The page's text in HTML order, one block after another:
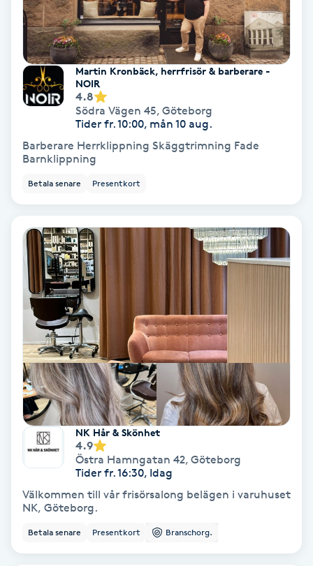
Sjukgymnastik
Skalpmassage
Skinbooster
Sklerosering
Skoinlägg
Skäggfärgning
Skäggklippning
Skäggtrimmning
Skönhet
Slingor
Sockring
Spa
Spa manikyr & pedikyr
Martin Kronbäck, herrfrisör & barberare -
NOIR
4.8
Södra Vägen 45, Göteborg
Tider fr. 10:00, mån 10 aug.
Barberare Herrklippning Skäggtrimning Fade
Barnklippning
Betala senare Presentkort
NK Hår & Skönhet
4.9
Östra Hamngatan 42, Göteborg
Tider fr. 16:30, Idag
Välkommen till vår frisörsalong belägen i varuhuset
NK, Göteborg.
Betala senare Presentkort Branschorg.